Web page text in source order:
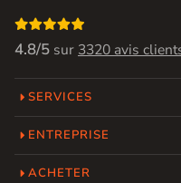

4.8/5 sur 3320 avis
SERVICES
ENTREPRISE
ACHETER